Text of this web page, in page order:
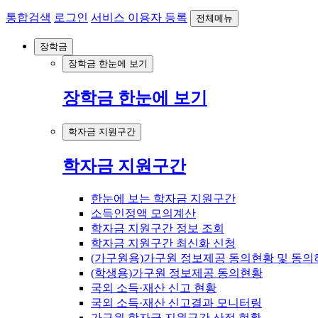
통합검색 로그인 서비스 이용자 등록 전체메뉴
장학금
장학금 한눈에 보기
장학금 한눈에 보기
학자금 지원구간
학자금 지원구간
한눈에 보는 학자금 지원구간
소득인정액 모의계산
학자금 지원구간 정보 조회
학자금 지원구간 최신화 신청
(가구원용)가구원 정보제공 동의현황 및 동의
(학생용)가구원 정보제공 동의현황
국외 소득·재산 신고 현황
국외 소득·재산 신고결과 모니터링